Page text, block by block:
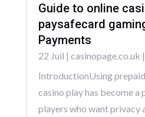
Guide to online
paysafecard
Payments
22 Juil | casinopage.co.uk
IntroductionUsing
casino play has become
players who want privacy